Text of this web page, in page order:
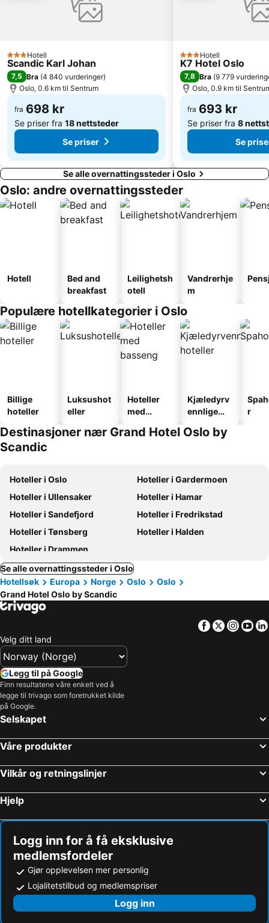
Stortinget
Vinterbro Senter
Akershus Festning
St Hanshaugen
Triaden Lørenskog Storsenter
Søndre Nordstrand
3 Stjerner
Hotell
Scandic Karl Johan
7,5 Bra (4 840 vurderinger)
Oslo, 0.6 km til Sentrum
fra 698 kr
Se priser fra 18 nettsteder
Se priser
3 Stjerner
Hotell
K7 Hotel Oslo
7,8 Bra (9 779
Oslo, 0.9 km til
fra 693 kr
Se priser fra 8
Se
Se alle overnattingssteder i Oslo
Oslo: andre overnattingssteder
Hotell
Bed and
breakfast
Leilighetsh
otell
Vandrerhje
m
Populære hotellkategorier i Oslo
Billige
hoteller
Luksushot
eller
Hoteller
med
Kjæledyrv
ennlige
r
Destinasjoner nær Grand Hotel Oslo by
Scandic
Hoteller i Oslo
Hoteller i Gardermoen
Hoteller i Ullensaker
Hoteller i Hamar
Hoteller i Sandefjord
Hoteller i Fredrikstad
Hoteller i Tønsberg
Hoteller i Halden
Hoteller i Drammen
Se alle overnattingssteder i Oslo
Hotellsøk
Europa Norge Oslo
Oslo
Grand Hotel Oslo by Scandic
Facebook
Twitter
Velg ditt land
Legg til på Google
Finn resultatene våre enkelt ved å
legge til trivago som foretrukket kilde
på Google.
Selskapet
Våre produkter
Vilkår og retningslinjer
Hjelp
Logg inn for å få eksklusive
medlemsfordeler
Gjør opplevelsen mer personlig
Lojalitetstilbud og medlemspriser
Logg inn